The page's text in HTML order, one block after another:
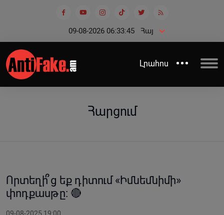
09-08-2026 06:33:45 Հայ
Լրահոս
Հարցում
Որտեղի՞ց եք դիտում «Իմնեմնիմի»
փոդքասթը: 🔴